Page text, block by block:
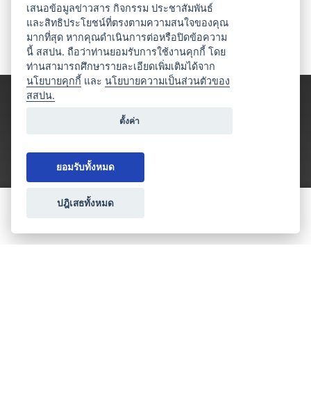
ประเภทธุรกิจไมซ์
เสนอข้อมูลข่าวสาร กิจกรรม ประชาสัมพันธ์
และสิทธิประโยชน์ที่ตรงตามความสนใจของคุณ
มากที่สุด หากคุณดำเนินการต่อหรือปิดข้อความ
นี้ สสปน. ถือว่าท่านยอมรับการใช้งานคุกกี้ โดย
ท่านสามารถศึกษารายละเอียดเพิ่มเติมได้จาก
นโยบายคุกกี้ และนโยบายความเป็นส่วนตัวของ
สสปน.
ตั้งค่า
ยอมรับทั้งหมด
ปฎิเสธทั้งหมด